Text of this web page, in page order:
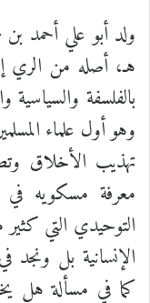
هـ، أصله من الري
بالفلسفة
وهو أول علماء
تهذيب الأخلاق
معرفة مسكويه
التوحيدي التي
الإنسانية بل ونجد
كما في مسألة هل